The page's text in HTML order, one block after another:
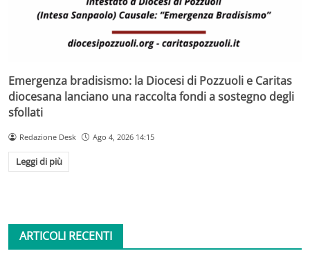
Emergenza bradisismo: la Diocesi di Pozzuoli e Caritas
diocesana lanciano una raccolta fondi a sostegno degli
sfollati
Redazione Desk Ago 4, 2026 14:15
Leggi di più
ARTICOLI RECENTI